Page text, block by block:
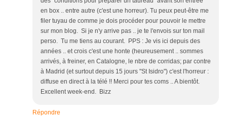
en box .. entre autre (c'est une horreur). Tu peux peut-être me
filer tuyau de comme je dois procéder pour pouvoir le mettre
sur mon blog. Si je n'y arrive pas .. je te l'envois sur ton mail
perso. Tu me tiens au courant. PPS : Je vis ici depuis des
années .. et crois c'est une honte (heureusement .. sommes
arrivés, à freiner, en Catalogne, le nbre de corridas; par contre
à Madrid (et surtout depuis 15 jours "St Isidro") c'est l'horreur :
diffuse en direct à la télé !! Merci pour tes coms .. A bientôt.
Excellent week-end. Bizz
Répondre